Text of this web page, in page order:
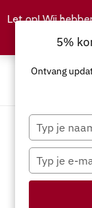
5%
Ontvang
Typ
je
naam
Typ
je
e-
Let op! Wij